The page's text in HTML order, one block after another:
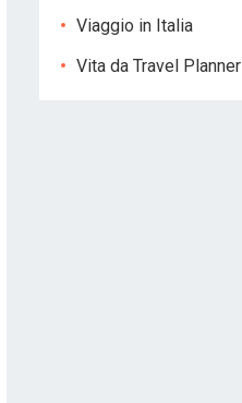
Viaggio in Italia
Vita da Travel Planner